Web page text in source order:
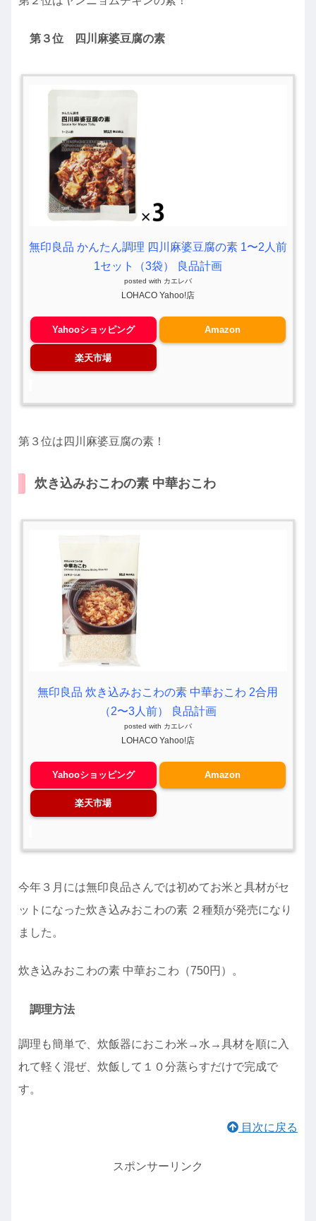
第３位 四川麻婆豆腐の素
無印良品 かんたん調理 四川麻婆豆腐の素 1〜2人前
1セット（3袋） 良品計画
posted with カエレバ
LOHACO Yahoo!店
Yahooショッピング Amazon
楽天市場
第３位は四川麻婆豆腐の素！
炊き込みおこわの素 中華おこわ
無印良品 炊き込みおこわの素 中華おこわ 2合用
（2〜3人前） 良品計画
posted with カエレバ
LOHACO Yahoo!店
Yahooショッピング Amazon
楽天市場
今年３月には無印良品さんでは初めてお米と具材がセ
ットになった炊き込みおこわの素 ２種類が発売になり
ました。
炊き込みおこわの素 中華おこわ（750円）。
調理方法
調理も簡単で、炊飯器におこわ米→水→具材を順に入
れて軽く混ぜ、炊飯して１０分蒸らすだけで完成で
す。
目次に戻る
スポンサーリンク